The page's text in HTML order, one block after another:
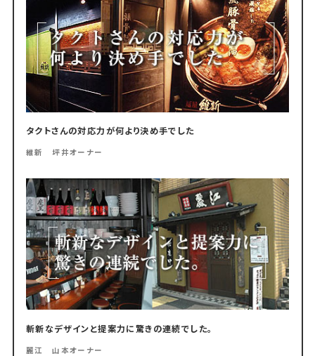
タクトさんの対応力が何より決め手でした
維新 坪井オーナー
斬新なデザインと提案力に驚きの連続でした。
麗江 山本オーナー